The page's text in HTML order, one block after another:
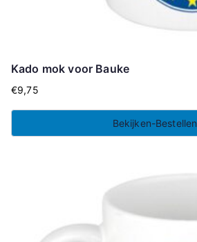
Kado mok voor Bauke
€9,75
Bekijken-Bestellen